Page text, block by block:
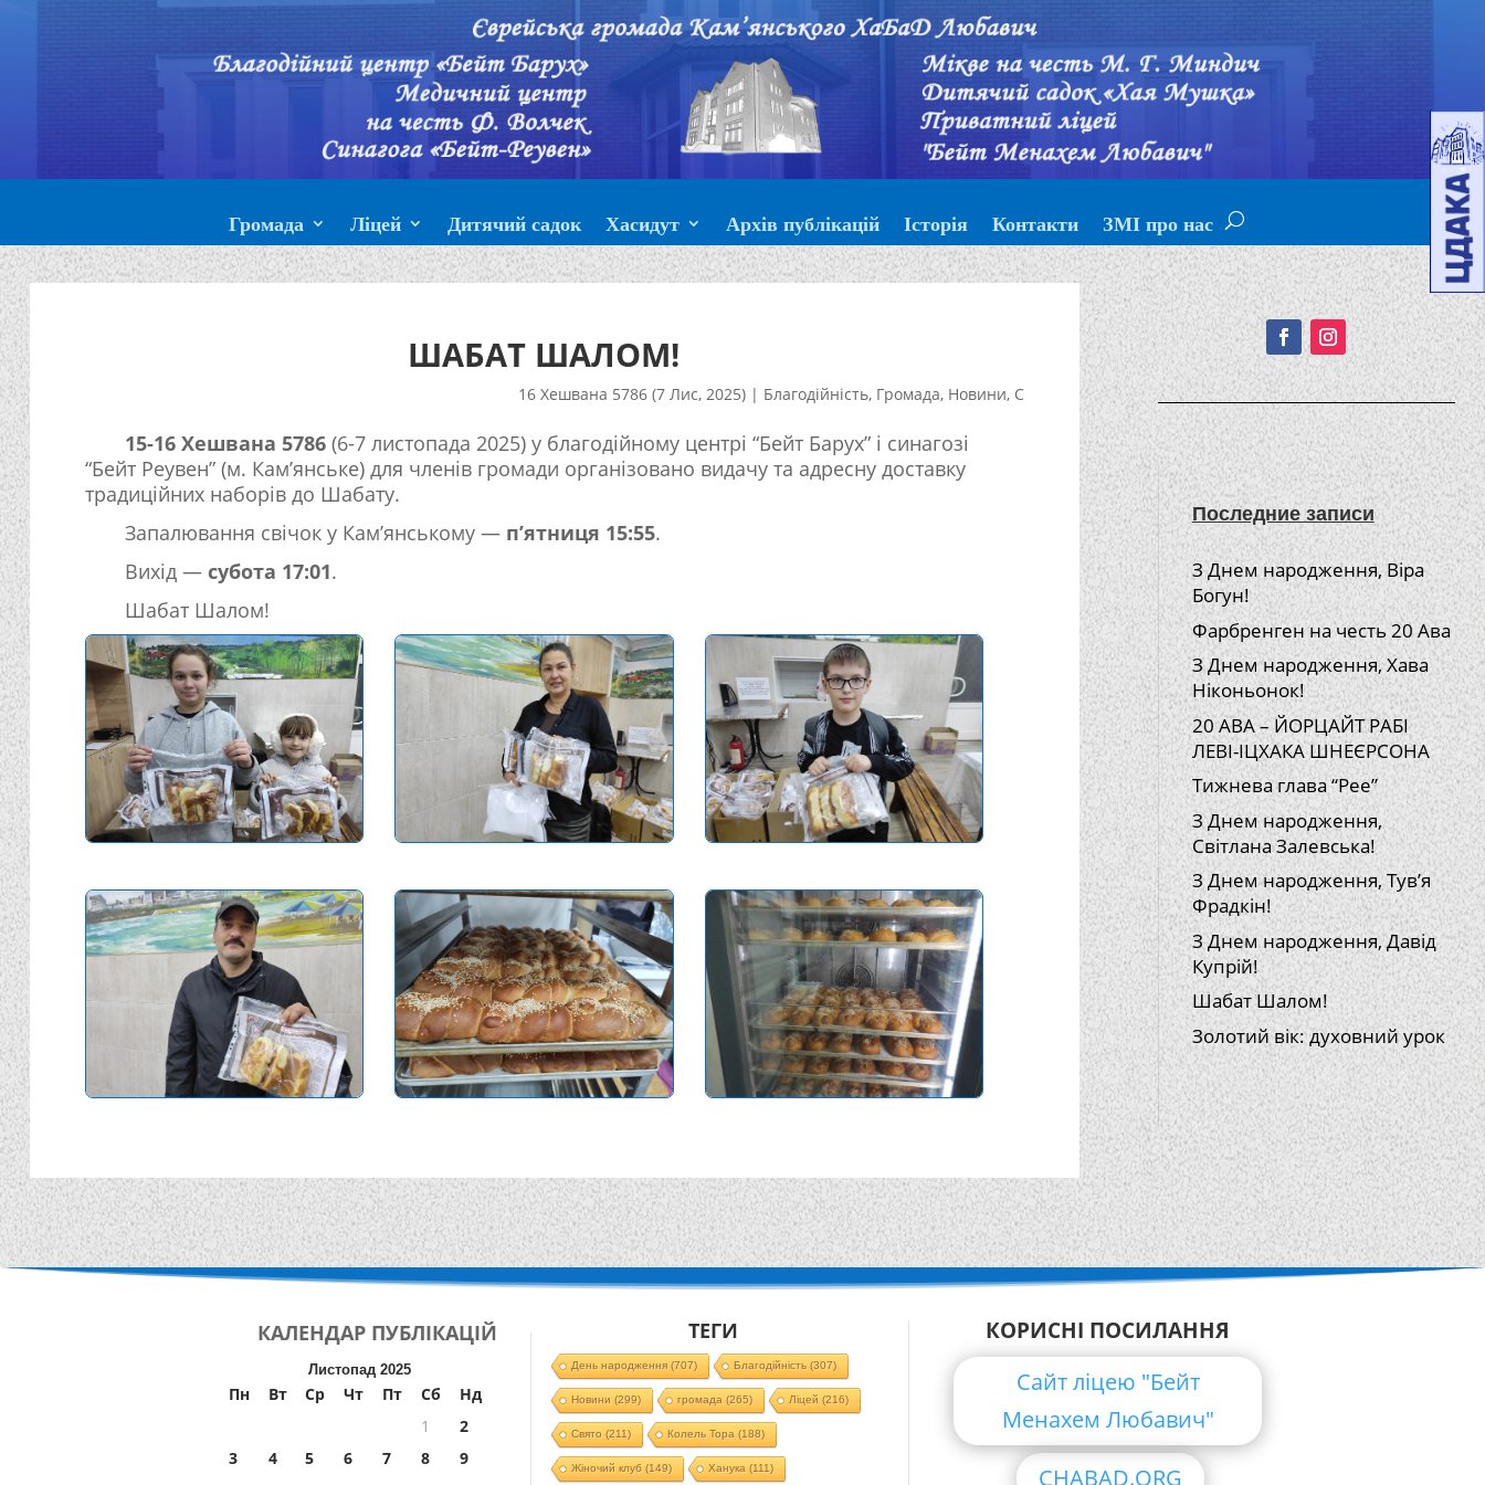
Громада Ліцей Дитячий садок Хасидут Архів публікацій Історія Контакти ЗМІ про нас
ШАБАТ ШАЛОМ!
16 Хешвана 5786 (7 Лис, 2025)| Благодійність, Громада, Новини, С
15-16 Хешвана 5786(6-7 листопада 2025) у благодійному центрі “Бейт Барух” і синагозі
“Бейт Реувен” (м. Кам’янське) для членів громади організовано видачу та адресну доставку
традиційних наборів до Шабату.
Запалювання свічок у Кам’янському — п’ятниця 15:55.
Вихід —субота 17:01.
Шабат Шалом!
Подписывайтесь!
Последние записи
З Днем народження, Віра
Богун!
Фарбренген на честь 20 Ава
З Днем народження, Хава
Ніконьонок!
20 АВА – ЙОРЦАЙТ РАБІ
ЛЕВІ-ІЦХАКА ШНЕЄРСОНА
Тижнева глава “Рее”
З Днем народження,
Світлана Залевська!
З Днем народження, Тув’я
Фрадкін!
З Днем народження, Давід
Купрій!
Шабат Шалом!
Золотий вік: духовний урок
КАЛЕНДАР ПУБЛІКАЦІЙ
Листопад 2025
Пн Вт Ср Чт Пт Сб
Нд
1
2
3
4 5 6 7 8
9
ТЕГИ
День народження(707) Благодійність (307)
Новини (299) громада (265) Ліцей (216)
Свято (211) Колель Тора (188)
Жіночий клуб (149) Ханука (111)
КОРИСНІ ПОСИЛАННЯ
Сайт ліцею "Бейт
Менахем Любавич"
CHABAD.ORG